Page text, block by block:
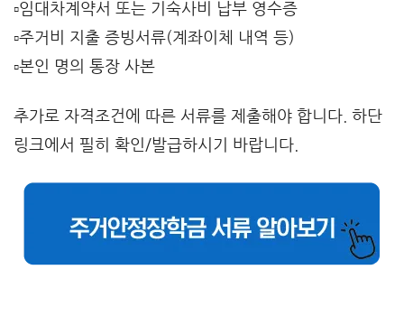
▫️임대차계약서 또는 기숙사비 납부 영수증
▫️주거비 지출 증빙서류(계좌이체 내역 등)
▫️본인 명의 통장 사본
추가로 자격조건에 따른 서류를 제출해야 합니다. 하단
링크에서 필히 확인/발급하시기 바랍니다.